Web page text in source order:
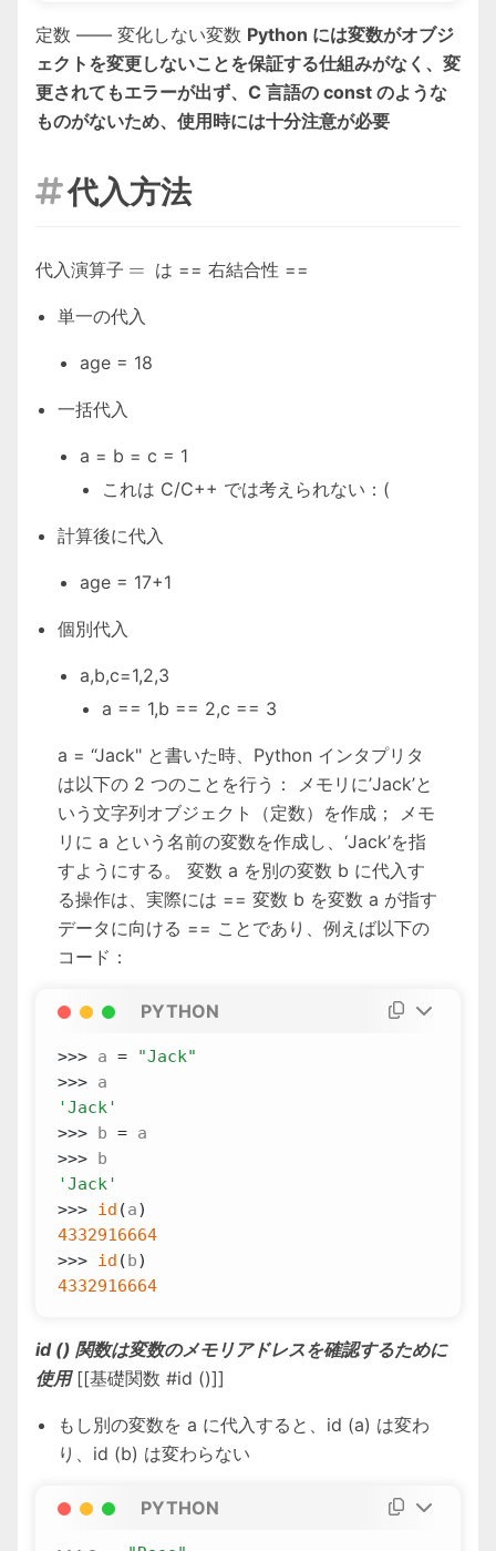
定数 —— 変化しない変数 Python には変数がオブジ
ェクトを変更しないことを保証する仕組みがなく、変
更されてもエラーが出ず、C 言語の const のような
ものがないため、使用時には十分注意が必要
代入方法
代入演算子 =
= は == 右結合性 ==
単一の代入
age = 18
一括代入
a = b = c = 1
これは C/C++ では考えられない：(
計算後に代入
age = 17+1
個別代入
a,b,c=1,2,3
a == 1,b == 2,c == 3
a = “Jack" と書いた時、Python インタプリタ
は以下の 2 つのことを行う： メモリに’Jack’と
いう文字列オブジェクト（定数）を作成； メモ
リに a という名前の変数を作成し、‘Jack’を指
すようにする。 変数 a を別の変数 b に代入す
る操作は、実際には == 変数 b を変数 a が指す
データに向ける == ことであり、例えば以下の
コード：
PYTHON
>>> a =
"Jack"
>>> a
'Jack'
>>> b = a
>>> b
'Jack'
>>> id (a)
4332916664
>>> id (b)
4332916664
id () 関数は変数のメモリアドレスを確認するために
使用[[基礎関数 #id ()]]
もし別の変数を a に代入すると、id (a) は変わ
り、id (b) は変わらない
PYTHON